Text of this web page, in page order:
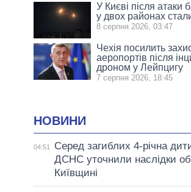
У Києві після атаки
у двох районах
8 серпня 2026, 03:47
Чехія посилить
аеропортів після
дроном у Лейпцигу
7 серпня 2026, 18:45
НОВИНИ
04:51
Серед загиблих 4-річна
ДСНС уточнили наслідки
Київщині